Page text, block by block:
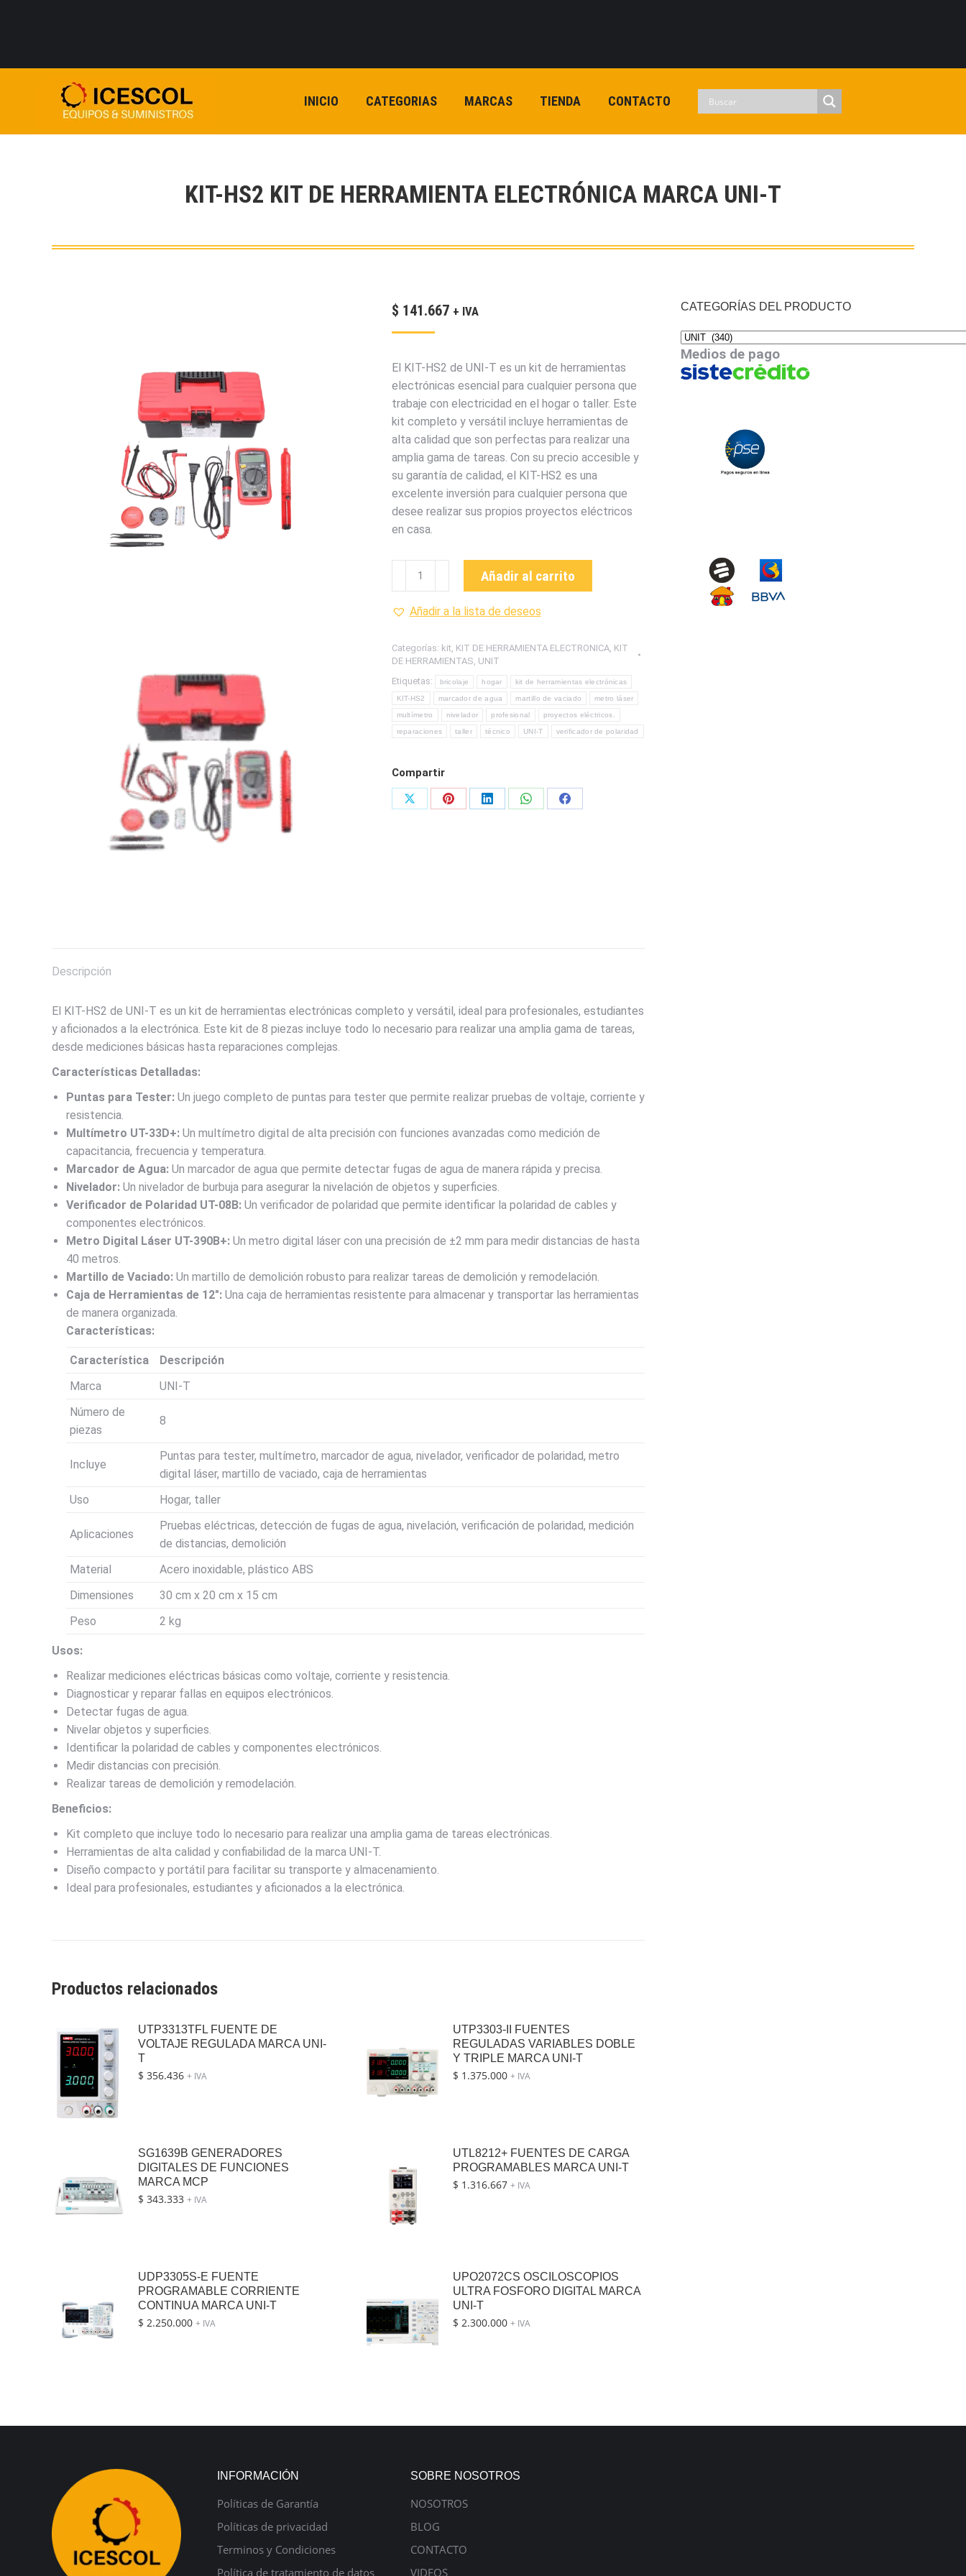
INICIO CATEGORIAS MARCAS TIENDA CONTACTO
KIT-HS2 KIT DE HERRAMIENTA ELECTRÓNICA MARCA UNI-T
$ 141.667 + IVA
El KIT-HS2 de UNI-T es un kit de herramientas
electrónicas esencial para cualquier persona que
trabaje con electricidad en el hogar o taller. Este
kit completo y versátil incluye herramientas de
alta calidad que son perfectas para realizar una
amplia gama de tareas. Con su precio accesible y
su garantía de calidad, el KIT-HS2 es una
excelente inversión para cualquier persona que
desee realizar sus propios proyectos eléctricos
en casa.
KIT
ELECTRÓNICA
MARCA
UNI-
T
cantidad
Añadir al carrito
Añadir a la lista de deseos
Categorías: kit, KIT DE HERRAMIENTA ELECTRONICA, KIT
DE HERRAMIENTAS, UNIT
Etiquetas:
bricolaje hogar kit de herramientas electrónicas
KIT-HS2 marcador de agua martillo de vaciado metro láser
multímetro nivelador profesional proyectos eléctricos.
reparaciones taller técnico UNI-T verificador de polaridad
Compartir
Share
Share
Share
Share
Share
Descripción
El KIT-HS2 de UNI-T es un kit de herramientas electrónicas completo y versátil, ideal para profesionales, estudiantes
y aficionados a la electrónica. Este kit de 8 piezas incluye todo lo necesario para realizar una amplia gama de tareas,
desde mediciones básicas hasta reparaciones complejas.
Características Detalladas:
Puntas para Tester: Un juego completo de puntas para tester que permite realizar pruebas de voltaje, corriente y
resistencia.
Multímetro UT-33D+: Un multímetro digital de alta precisión con funciones avanzadas como medición de
capacitancia, frecuencia y temperatura.
Marcador de Agua: Un marcador de agua que permite detectar fugas de agua de manera rápida y precisa.
Nivelador: Un nivelador de burbuja para asegurar la nivelación de objetos y superficies.
Verificador de Polaridad UT-08B: Un verificador de polaridad que permite identificar la polaridad de cables y
componentes electrónicos.
Metro Digital Láser UT-390B+: Un metro digital láser con una precisión de ±2 mm para medir distancias de hasta
40 metros.
Martillo de Vaciado: Un martillo de demolición robusto para realizar tareas de demolición y remodelación.
Caja de Herramientas de 12″: Una caja de herramientas resistente para almacenar y transportar las herramientas
de manera organizada.
Características:
Característica
Descripción
Marca
UNI-T
Número de
piezas
8
Incluye
Puntas para tester, multímetro, marcador de agua, nivelador, verificador de polaridad, metro
digital láser, martillo de vaciado, caja de herramientas
Uso
Hogar, taller
Aplicaciones
Pruebas eléctricas, detección de fugas de agua, nivelación, verificación de polaridad, medición
de distancias, demolición
Material
Acero inoxidable, plástico ABS
Dimensiones
30 cm x 20 cm x 15 cm
Peso
2 kg
Usos:
Realizar mediciones eléctricas básicas como voltaje, corriente y resistencia.
Diagnosticar y reparar fallas en equipos electrónicos.
Detectar fugas de agua.
Nivelar objetos y superficies.
Identificar la polaridad de cables y componentes electrónicos.
Medir distancias con precisión.
Realizar tareas de demolición y remodelación.
Beneficios:
Kit completo que incluye todo lo necesario para realizar una amplia gama de tareas electrónicas.
Herramientas de alta calidad y confiabilidad de la marca UNI-T.
Diseño compacto y portátil para facilitar su transporte y almacenamiento.
Ideal para profesionales, estudiantes y aficionados a la electrónica.
Productos relacionados
UTP3313TFL FUENTE DE
VOLTAJE REGULADA MARCA UNI-
T
$ 356.436 + IVA
UTP3303-II FUENTES
REGULADAS VARIABLES DOBLE
Y TRIPLE MARCA UNI-T
$ 1.375.000 + IVA
SG1639B GENERADORES
DIGITALES DE FUNCIONES
MARCA MCP
$ 343.333 + IVA
UTL8212+ FUENTES DE CARGA
PROGRAMABLES MARCA UNI-T
$ 1.316.667 + IVA
UDP3305S-E FUENTE
PROGRAMABLE CORRIENTE
CONTINUA MARCA UNI-T
$ 2.250.000 + IVA
UPO2072CS OSCILOSCOPIOS
ULTRA FOSFORO DIGITAL MARCA
UNI-T
$ 2.300.000 + IVA
CATEGORÍAS DEL PRODUCTO
Medios de pago
INFORMACIÓN
Políticas de Garantía
Políticas de privacidad
Terminos y Condiciones
Política de tratamiento de datos
SOBRE NOSOTROS
NOSOTROS
BLOG
CONTACTO
VIDEOS